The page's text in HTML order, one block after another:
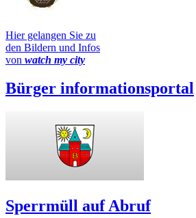
Hier gelangen Sie zu
den Bildern und Infos
von watch my city
Bürger informationsportal
Sperrmüll auf Abruf